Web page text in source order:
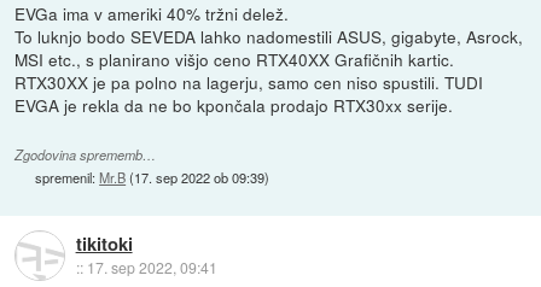
EVGa ima v ameriki 40% tržni delež.
To luknjo bodo SEVEDA lahko nadomestili ASUS, gigabyte, Asrock,
MSI etc., s planirano višjo ceno RTX40XX Grafičnih kartic.
RTX30XX je pa polno na lagerju, samo cen niso spustili. TUDI
EVGA je rekla da ne bo kpončala prodajo RTX30xx serije.
Zgodovina sprememb…
spremenil:Mr.B(17. sep 2022 ob 09:39)
tikitoki
:: 17. sep 2022, 09:41